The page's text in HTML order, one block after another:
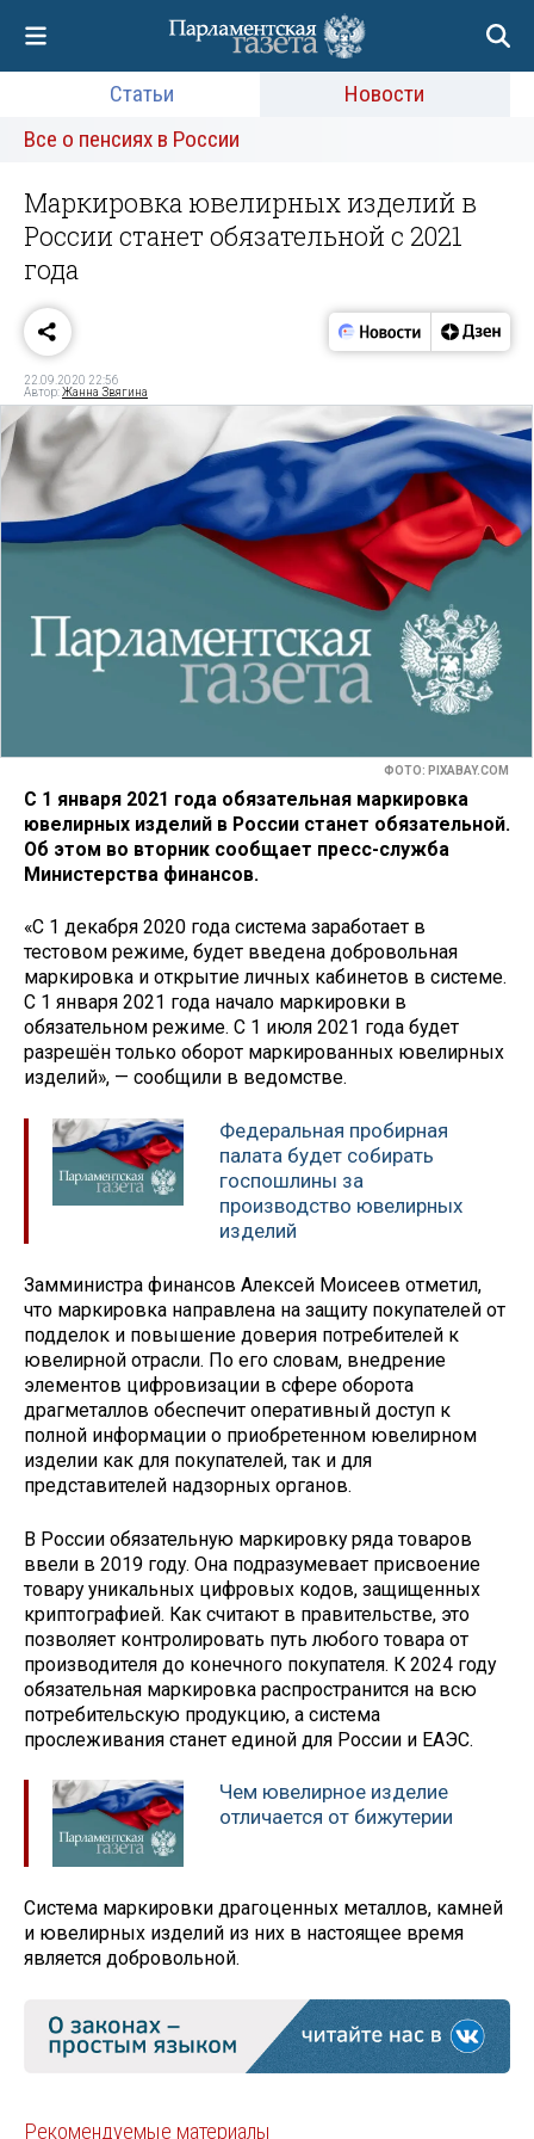
Статьи
Новости
Все о пенсиях в России
Маркировка ювелирных изделий в
России станет обязательной с 2021
года
22.09.2020 22:56
Автор:Жанна Звягина
ФОТО: PIXABAY.COM
C 1 января 2021 года обязательная маркировка
ювелирных изделий в России станет обязательной.
Об этом во вторник сообщает пресс-служба
Министерства финансов.
«С 1 декабря 2020 года система заработает в
тестовом режиме, будет введена добровольная
маркировка и открытие личных кабинетов в системе.
С 1 января 2021 года начало маркировки в
обязательном режиме. С 1 июля 2021 года будет
разрешён только оборот маркированных ювелирных
изделий», — сообщили в ведомстве.
Федеральная пробирная
палата будет собирать
госпошлины за
производство ювелирных
изделий
Замминистра финансов Алексей Моисеев отметил,
что маркировка направлена на защиту покупателей от
подделок и повышение доверия потребителей к
ювелирной отрасли. По его словам, внедрение
элементов цифровизации в сфере оборота
драгметаллов обеспечит оперативный доступ к
полной информации о приобретенном ювелирном
изделии как для покупателей, так и для
представителей надзорных органов.
В России обязательную маркировку ряда товаров
ввели в 2019 году. Она подразумевает присвоение
товару уникальных цифровых кодов, защищенных
криптографией. Как считают в правительстве, это
позволяет контролировать путь любого товара от
производителя до конечного покупателя. К 2024 году
обязательная маркировка распространится на всю
потребительскую продукцию, а система
прослеживания станет единой для России и ЕАЭС.
Чем ювелирное изделие
отличается от бижутерии
Система маркировки драгоценных металлов, камней
и ювелирных изделий из них в настоящее время
является добровольной.
Рекомендуемые материалы